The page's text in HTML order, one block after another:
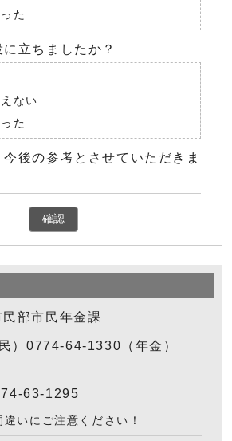
た
立ちましたか？
ない
た
後の参考とさせていただきま
確認
部市民年金課
）0774-64-1330（年金）
63-1295
いにご注意ください！